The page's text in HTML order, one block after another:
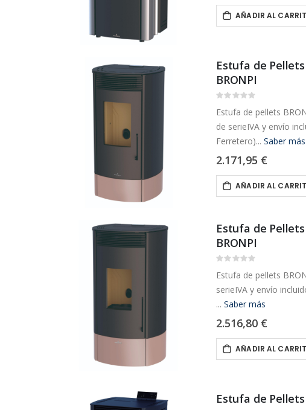
AÑADIR AL
Estufa de
BRONPI
Rating:
Estufa de pellets
de serieIVA y envío
Ferretero)... Saber más
2.171,95 €
AÑADIR AL
Estufa de
BRONPI
Rating:
Estufa de pellets
serieIVA y envío
... Saber más
2.516,80 €
AÑADIR AL
Estufa de